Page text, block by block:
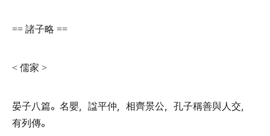
== 諸子略 ==
< 儒家 >
晏子八篇。 名嬰， 諡平仲， 相齊景公， 孔子稱善與人交，
有列傳。